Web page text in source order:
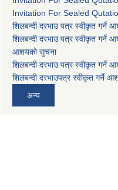
Invitation For Sealed
शिलबन्दी दरभाउ पत्र स्वीकृत गर्ने
शिलबन्दी दरभाउ पत्र स्वीकृत गर्ने
आशयको सुचना
शिलबन्दी दरभाउ पत्र स्वीकृत गर्ने
शिलबन्दी दरभाउपत्र स्वीकृत गर्ने
अन्य